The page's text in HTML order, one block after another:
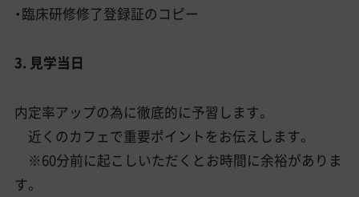
・臨床研修修了登録証のコピー
3. 見学当日
内定率アップの為に徹底的に予習します。
近くのカフェで重要ポイントをお伝えします。
※60分前に起こしいただくとお時間に余裕がありま
す。